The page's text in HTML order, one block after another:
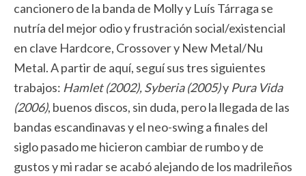
cancionero de la banda de Molly y Luís Tárraga se
nutría del mejor odio y frustración social/existencial
en clave Hardcore, Crossover y New Metal/Nu
Metal. A partir de aquí, seguí sus tres siguientes
trabajos: Hamlet (2002),Syberia (2005)y Pura Vida
(2006), buenos discos, sin duda, pero la llegada de las
bandas escandinavas y el neo-swing a finales del
siglo pasado me hicieron cambiar de rumbo y de
gustos y mi radar se acabó alejando de los madrileños